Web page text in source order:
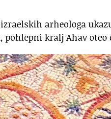
arheologa
pohlepni kralj Ahav